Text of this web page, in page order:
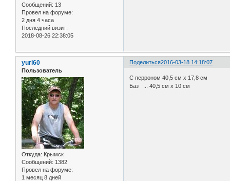
Сообщений: 13
Провел на форуме:
2 дня 4 часа
Последний визит:
2018-08-26 22:38:05
Поделиться2016-03-18 14:18:07
yuri60
Пользователь
Откуда: Крымск
Сообщений: 1382
Провел на форуме:
1 месяц 8 дней
С перроном 40,5 см х 17,8 см
Баз ... 40,5 см х 10 см